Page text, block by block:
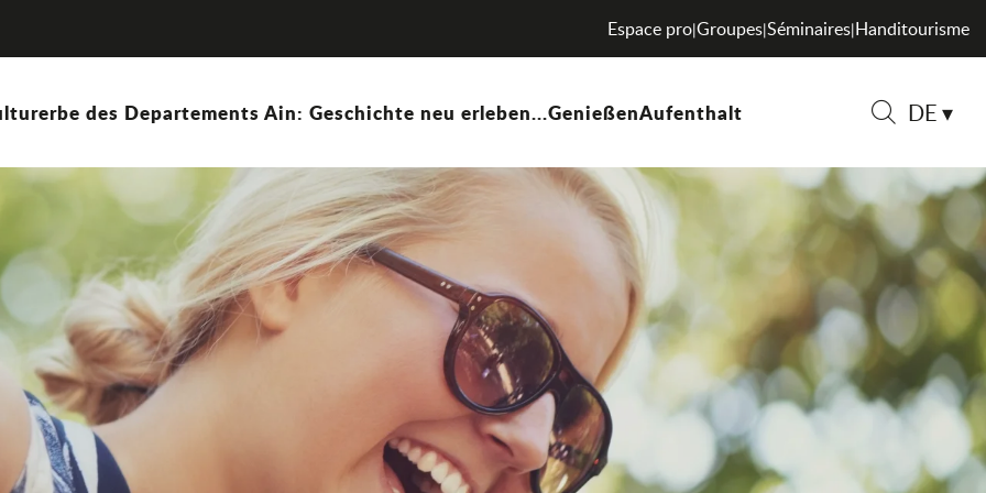
DE
Espace pro|Groupes|Séminaires|Handitourisme
des Departements Ain: Geschichte neu erleben...GenießenAufenthalt